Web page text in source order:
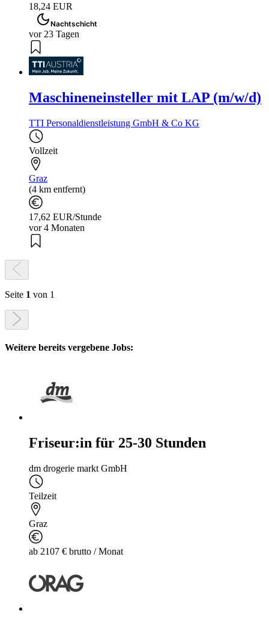
18,24 EUR
Nachtschicht
vor 23 Tagen
Maschineneinsteller mit LAP (m/w/d)
TTI Personaldienstleistung GmbH & Co KG
Vollzeit
Graz
(4 km entfernt)
17,62 EUR/Stunde
vor 4 Monaten
Seite 1 von 1
Weitere bereits vergebene Jobs:
Friseur:in für 25-30 Stunden
dm drogerie markt GmbH
Teilzeit
Graz
ab 2107 € brutto / Monat